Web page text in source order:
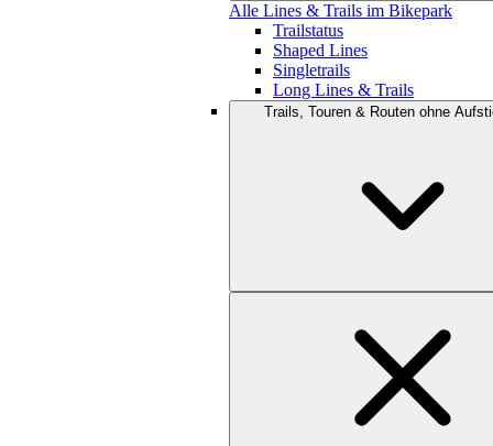
Alle Lines & Trails im Bikepark
Trailstatus
Shaped Lines
Singletrails
Long Lines & Trails
Trails, Touren & Routen ohne